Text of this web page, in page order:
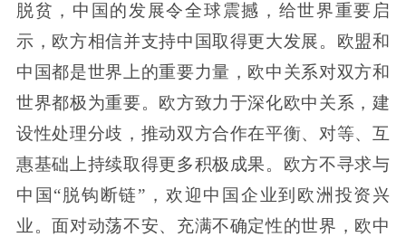
脱贫，中国的发展令全球震撼，给世界重要启
示，欧方相信并支持中国取得更大发展。欧盟和
中国都是世界上的重要力量，欧中关系对双方和
世界都极为重要。欧方致力于深化欧中关系，建
设性处理分歧，推动双方合作在平衡、对等、互
惠基础上持续取得更多积极成果。欧方不寻求与
中国“脱钩断链”，欢迎中国企业到欧洲投资兴
业。面对动荡不安、充满不确定性的世界，欧中